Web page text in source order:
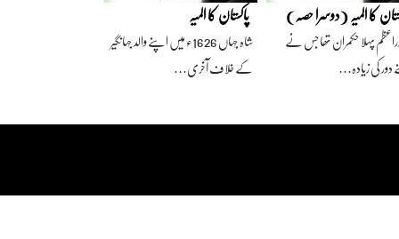
کا المیہ (دوسرا حصہ)
پہلا حکمران تھا جس نے
کی زیادہ…
پاکستان کا المیہ
شاہ جہاں 1626ء میں اپنے والد جہانگیر
کے خلاف آخری…